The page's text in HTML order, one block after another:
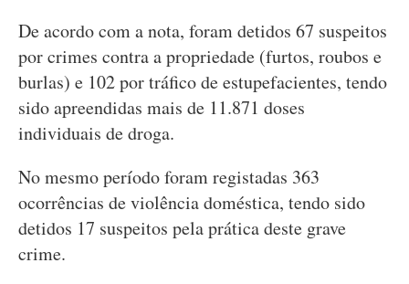
De acordo com a nota, foram detidos 67 suspeitos
por crimes contra a propriedade (furtos, roubos e
burlas) e 102 por tráfico de estupefacientes, tendo
sido apreendidas mais de 11.871 doses
individuais de droga.
No mesmo período foram registadas 363
ocorrências de violência doméstica, tendo sido
detidos 17 suspeitos pela prática deste grave
crime.